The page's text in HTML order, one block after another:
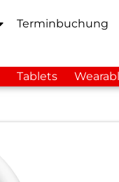
Terminbuchung
Tablets